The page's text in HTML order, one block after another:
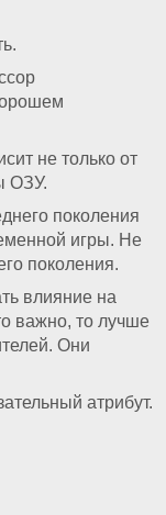
не только от
ОЗУ.
поколения
игры. Не
поколения.
влияние на
важно, то лучше
Они
атрибут.